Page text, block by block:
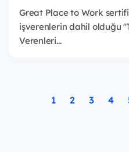
Great Place to Work
işverenlerin dahil olduğu
Verenleri...
1 2 3 4